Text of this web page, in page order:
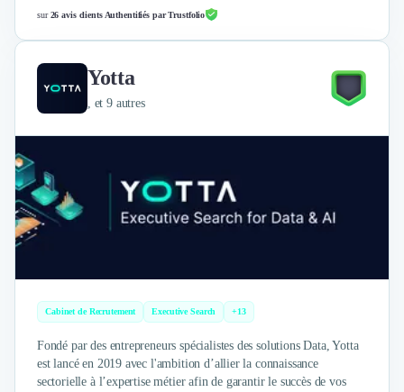
Design Industriel
Packaging & Emballages
Téléphonie & Télécommunication
Graphisme & Illustration
Recherche Utilisateur
Design Thinking
Stratégie Digitale
Développement E-commerce
Direction Artistique
Cybersécurité
Logiciel E-Commerce
sur26 avis clients Authentifiés par Trustfolio
Yotta
, et 9 autres
Cabinet de Recrutement Executive Search +13
Fondé par des entrepreneurs spécialistes des solutions Data, Yotta
est lancé en 2019 avec l'ambition d’allier la connaissance
sectorielle à l’expertise métier afin de garantir le succès de vos